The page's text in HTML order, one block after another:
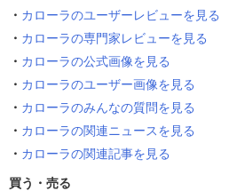
カローラのユーザーレビューを見る
カローラの専門家レビューを見る
カローラの公式画像を見る
カローラのユーザー画像を見る
カローラのみんなの質問を見る
カローラの関連ニュースを見る
カローラの関連記事を見る
買う・売る